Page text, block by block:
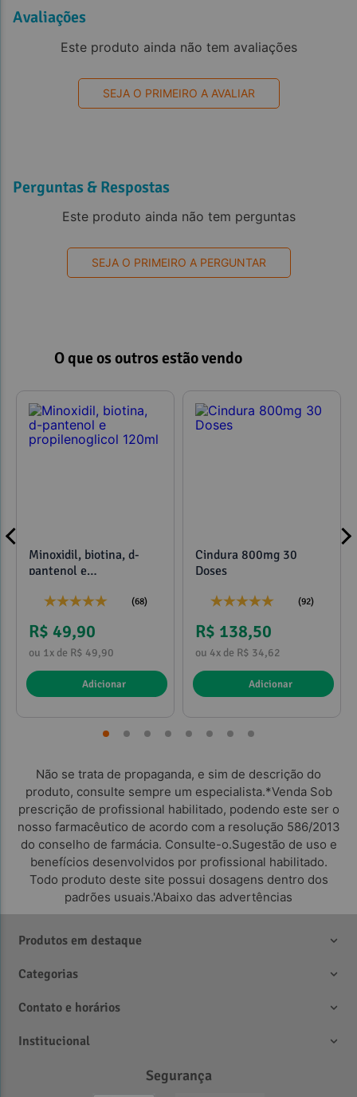
Avaliações
Este produto ainda não tem avaliações
SEJA O PRIMEIRO A AVALIAR
Perguntas & Respostas
Este produto ainda não tem perguntas
SEJA O PRIMEIRO A PERGUNTAR
O que os outros estão vendo
Minoxidil, biotina, d-
pantenol e
(68)
R$ 49,90
ou 1x de R$ 49,90
Adicionar
Cindura 800mg 30
Doses
(92)
R$ 138,50
ou 4x de R$ 34,62
Adicionar
Não se trata de propaganda, e sim de descrição do
produto, consulte sempre um especialista.*Venda Sob
prescrição de profissional habilitado, podendo este ser o
nosso farmacêutico de acordo com a resolução 586/2013
do conselho de farmácia. Consulte-o.Sugestão de uso e
benefícios desenvolvidos por profissional habilitado.
Todo produto deste site possui dosagens dentro dos
padrões usuais.'Abaixo das advertências
Produtos em destaque
Categorias
Contato e horários
Institucional
Segurança